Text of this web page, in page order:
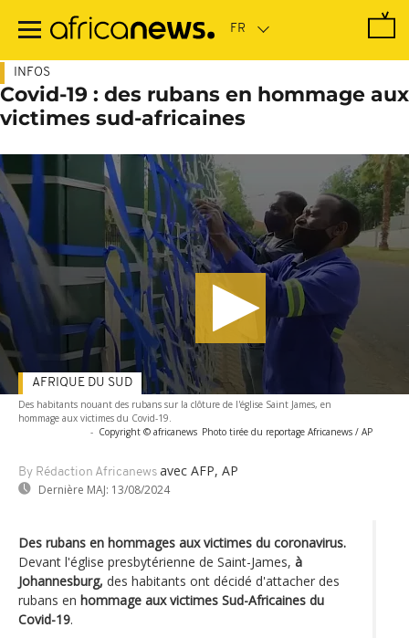
contenu
INFOS
Covid-19 : des rubans en hommage aux
victimes sud-africaines
Des habitants nouant des rubans sur la clôture de l'église Saint James, en
hommage aux victimes du Covid-19.
- Copyright © africanews Photo tirée du reportage Africanews / AP
By Rédaction Africanews avec AFP, AP
Dernière MAJ: 13/08/2024
AFRIQUE DU SUD
Des rubans en hommages aux victimes du coronavirus.
Devant l'église presbytérienne de Saint-James, à
Johannesburg, des habitants ont décidé d'attacher des
rubans en hommage aux victimes Sud-Africaines du
Covid-19.